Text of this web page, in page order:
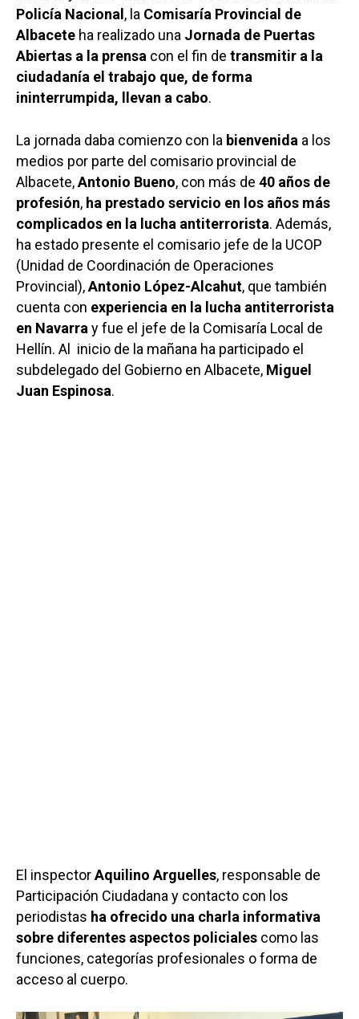
Policía Nacional, la Comisaría Provincial de
Albacete ha realizado una Jornada de Puertas
Abiertas a la prensa con el fin de transmitir a la
ciudadanía el trabajo que, de forma
ininterrumpida, llevan a cabo.
La jornada daba comienzo con la bienvenida a los
medios por parte del comisario provincial de
Albacete,Antonio Bueno, con más de 40 años de
profesión, ha prestado servicio en los años más
complicados en la lucha antiterrorista. Además,
ha estado presente el comisario jefe de la UCOP
(Unidad de Coordinación de Operaciones
Provincial),Antonio López-Alcahut, que también
cuenta con experiencia en la lucha antiterrorista
en Navarra y fue el jefe de la Comisaría Local de
Hellín. Al inicio de la mañana ha participado el
subdelegado del Gobierno en Albacete, Miguel
Juan Espinosa.
El inspectorAquilino Arguelles, responsable de
Participación Ciudadana y contacto con los
periodistas ha ofrecido una charla informativa
sobre diferentes aspectos policiales como las
funciones, categorías profesionales o forma de
acceso al cuerpo.